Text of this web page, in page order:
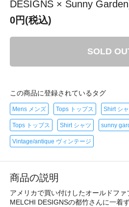
DESIGNS × Sunny
0円(税込)
SOLD
この商品に登録されているタグ
Mens メンズ Tops トップス Shirt シ
Tops トップス Shirt シャツ sunny
Vintage/antique ヴィンテージ
商品の説明
アメリカで買い付けしたオールドファ
MELCHI DESIGNSの都竹さんに一着